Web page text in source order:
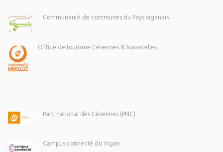
Communauté de communes du Pays viganais
Office de tourisme Cévennes & Navacelles
Parc national des Cévennes (PNC)
Campus connecté du Vigan